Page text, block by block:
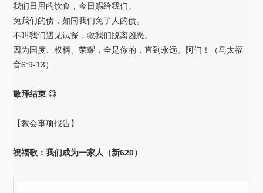
我们日用的饮食，今日赐给我们。
免我们的债，如同我们免了人的债。
不叫我们遇见试探，救我们脱离凶恶。
因为国度、权柄、荣耀，全是你的，直到永远。阿们！（马太福
音6:9-13）
敬拜结束 ◎
【教会事项报告】
祝福歌：我们成为一家人（新620）